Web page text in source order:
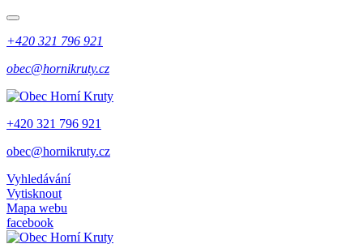
+420 321 796 921
obec@hornikruty.cz
+420 321 796 921
obec@hornikruty.cz
Vyhledávání
Vytisknout
Mapa webu
facebook